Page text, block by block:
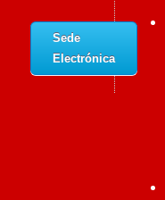
Sede
Electrónica